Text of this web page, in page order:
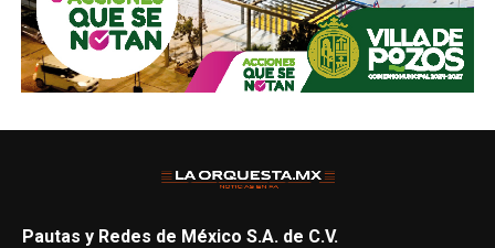
Pautas y Redes de México S.A. de C.V.